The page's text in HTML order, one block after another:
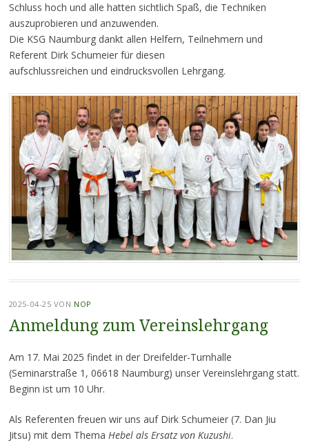
Schluss hoch und alle hatten sichtlich Spaß, die Techniken
auszuprobieren und anzuwenden.
Die KSG Naumburg dankt allen Helfern, Teilnehmern und
Referent Dirk Schumeier für diesen
aufschlussreichen und eindrucksvollen Lehrgang.
2025-04-25 VON NOP
Anmeldung zum Vereinslehrgang
Am 17. Mai 2025 findet in der Dreifelder-Turnhalle
(Seminarstraße 1, 06618 Naumburg) unser Vereinslehrgang statt.
Beginn ist um 10 Uhr.
Als Referenten freuen wir uns auf Dirk Schumeier (7. Dan Jiu
Jitsu) mit dem Thema Hebel als Ersatz von Kuzushi.